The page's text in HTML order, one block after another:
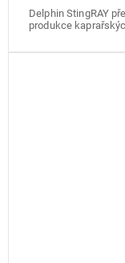
Delphin StingRAY
produkce